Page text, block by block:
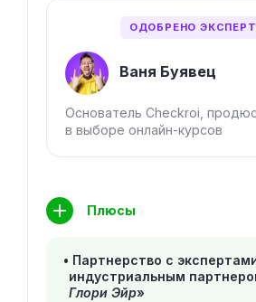
ОДОБРЕНО
Ваня Буявец
Основатель Checkroi,
в выборе онлайн-курсов
Плюсы
Партнерство с
индустриальным
Глори Эйр»